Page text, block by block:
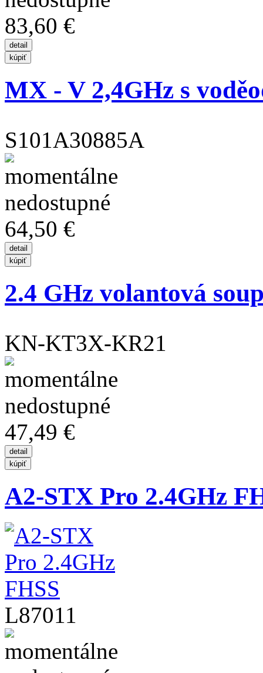
83,60 €
MX - V 2,4GHz s
S101A30885A
64,50 €
2.4 GHz volantová
KN-KT3X-KR21
47,49 €
A2-STX Pro 2.4GHz
L87011